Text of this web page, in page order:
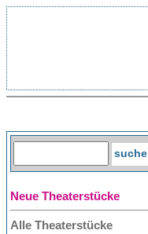
Neue Theaterstücke
Alle Theaterstücke